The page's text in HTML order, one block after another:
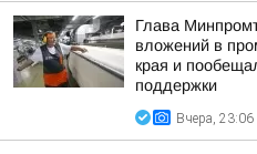
Глава
вложений в
края и
поддержки
Вчера, 23:06